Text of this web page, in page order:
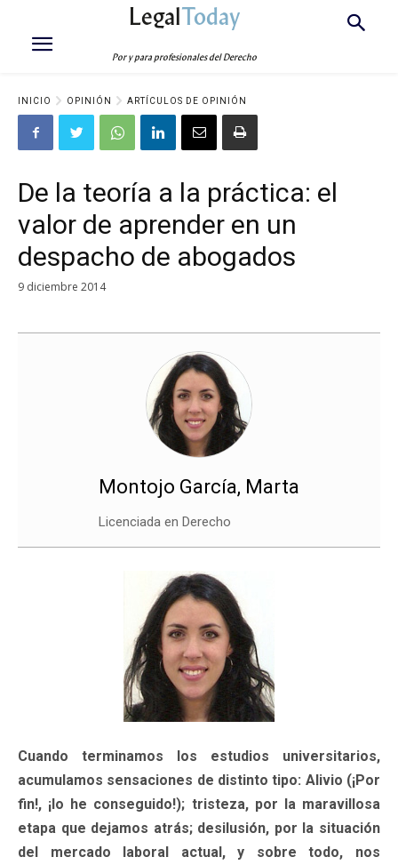
LegalToday
Por y para profesionales del Derecho
INICIO OPINIÓN ARTÍCULOS DE OPINIÓN
De la teoría a la práctica: el
valor de aprender en un
despacho de abogados
9 diciembre 2014
Montojo García, Marta
Licenciada en Derecho
Cuando terminamos los estudios universitarios,
acumulamos sensaciones de distinto tipo: Alivio (¡Por
fin!, ¡lo he conseguido!); tristeza, por la maravillosa
etapa que dejamos atrás; desilusión, por la situación
del mercado laboral actual, y sobre todo, nos